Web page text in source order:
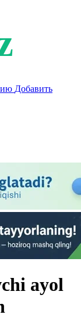
Добавить
ayol